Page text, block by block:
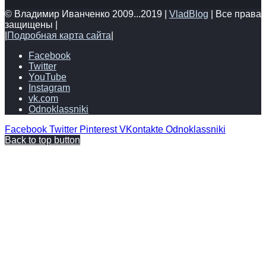
© Владимир Иванченко 2009...2019 | VladBlog | Все права
защищены |
Подробная карта сайта
Facebook
Twitter
YouTube
Instagram
vk.com
Odnoklassniki
Facebook Twitter Pinterest VKontakte Odnoklassniki
Back to top button